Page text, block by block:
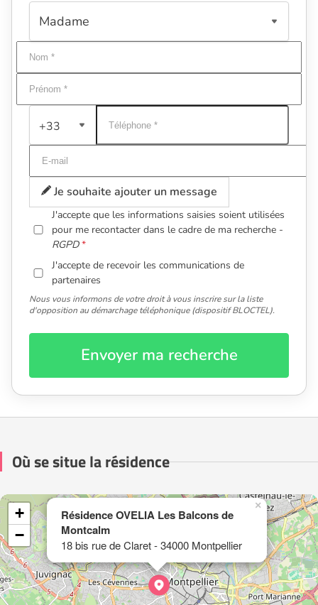
+33
Je souhaite ajouter un message
J'accepte que les informations saisies soient utilisées
pour me recontacter dans le cadre de ma recherche -
RGPD
J'accepte de recevoir les communications de
partenaires
Nous vous informons de votre droit à vous inscrire sur la liste
d'opposition au démarchage téléphonique (dispositif BLOCTEL).
Envoyer ma recherche
Où se situe la résidence
Résidence OVELIA Les Balcons de
Montcalm
18 bis rue de Claret - 34000 Montpellier
×
+
−